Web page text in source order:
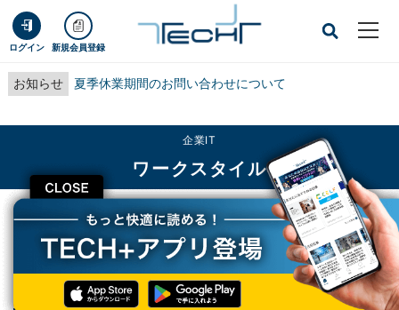
ログイン 新規会員登録
お知らせ 夏季休業期間のお問い合わせについて
CLOSE
企業IT
ワークスタイル
TECH+ 企業IT
ワークスタイル
アイコン変更を機に「Google Workspace」の利用を検討してみよう